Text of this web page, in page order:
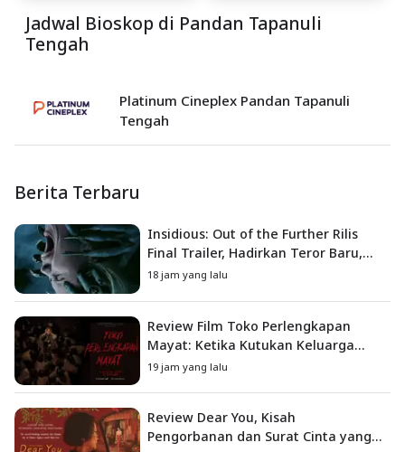
Jadwal Bioskop di Pandan Tapanuli
Tengah
Platinum Cineplex Pandan Tapanuli
Tengah
Berita Terbaru
Insidious: Out of the Further Rilis
Final Trailer, Hadirkan Teror Baru,
Iblis Kini Masuk ke Dunia Manusia
18 jam yang lalu
Review Film Toko Perlengkapan
Mayat: Ketika Kutukan Keluarga
Menjadi Sumber Teror yang
19 jam yang lalu
Review Dear You, Kisah
Pengorbanan dan Surat Cinta yang